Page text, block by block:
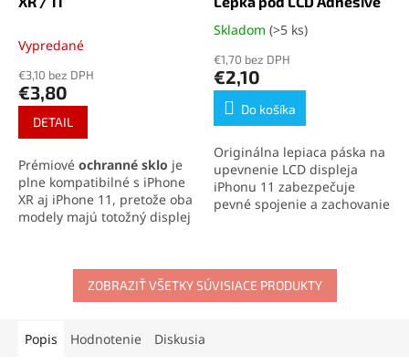
Vypredané
€3,10 bez DPH
€3,80
DETAIL
Prémiové ochranné sklo je
plne kompatibilné s iPhone
XR aj iPhone 11, pretože oba
modely majú totožný displej
po okraje telefónua
spoľahlivo chráni pred
škrabancami a nárazmi.
displej čistý a zachová jeho
Priemerné
produktu
je
5,0
hviezdičiek.
Skladom (>5 ks)
€1,70 bez DPH
€2,10
Do košíka
Originálna lepiaca páska na
upevnenie LCD displeja
iPhonu 11 zabezpečuje
pevné spojenie a zachovanie
displeja.
ZOBRAZIŤ VŠETKY SÚVISIACE PRODUKTY
Popis Hodnotenie Diskusia